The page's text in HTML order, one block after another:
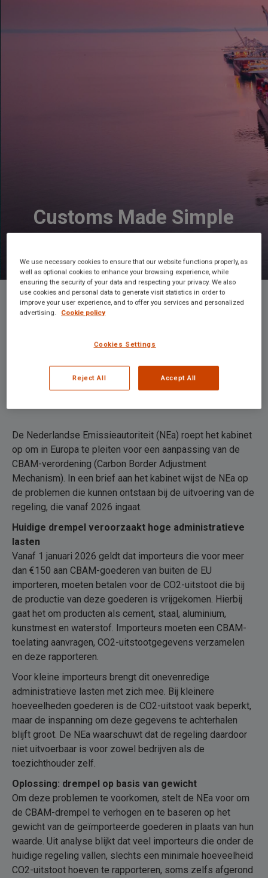
Customs Made Simple
NEa pleit voor hogere
deelnamedrempel CBAM om
uitvoerbaarheid te waarborgen
De Nederlandse Emissieautoriteit (NEa) roept het kabinet
op om in Europa te pleiten voor een aanpassing van de
CBAM-verordening (Carbon Border Adjustment
Mechanism). In een brief aan het kabinet wijst de NEa op
de problemen die kunnen ontstaan bij de uitvoering van de
regeling, die vanaf 2026 ingaat.
Huidige drempel veroorzaakt hoge administratieve
lasten
Vanaf 1 januari 2026 geldt dat importeurs die voor meer
dan €150 aan CBAM-goederen van buiten de EU
importeren, moeten betalen voor de CO2-uitstoot die bij
de productie van deze goederen is vrijgekomen. Hierbij
gaat het om producten als cement, staal, aluminium,
kunstmest en waterstof. Importeurs moeten een CBAM-
toelating aanvragen, CO2-uitstootgegevens verzamelen
en deze rapporteren.
Voor kleine importeurs brengt dit onevenredige
administratieve lasten met zich mee. Bij kleinere
hoeveelheden goederen is de CO2-uitstoot vaak beperkt,
maar de inspanning om deze gegevens te achterhalen
blijft groot. De NEa waarschuwt dat de regeling daardoor
niet uitvoerbaar is voor zowel bedrijven als de
toezichthouder zelf.
Oplossing: drempel op basis van gewicht
Om deze problemen te voorkomen, stelt de NEa voor om
de CBAM-drempel te verhogen en te baseren op het
gewicht van de geïmporteerde goederen in plaats van hun
waarde. Uit analyse blijkt dat veel importeurs die onder de
huidige regeling vallen, slechts een minimale hoeveelheid
CO2-uitstoot hoeven te rapporteren, soms zelfs afgerond
We use necessary cookies to ensure that our website functions properly, as
well as optional cookies to enhance your browsing experience, while
ensuring the security of your data and respecting your privacy. We also
use cookies and personal data to generate visit statistics in order to
improve your user experience, and to offer you services and personalized
advertising.
Cookie policy
Cookies Settings
Reject All Accept All